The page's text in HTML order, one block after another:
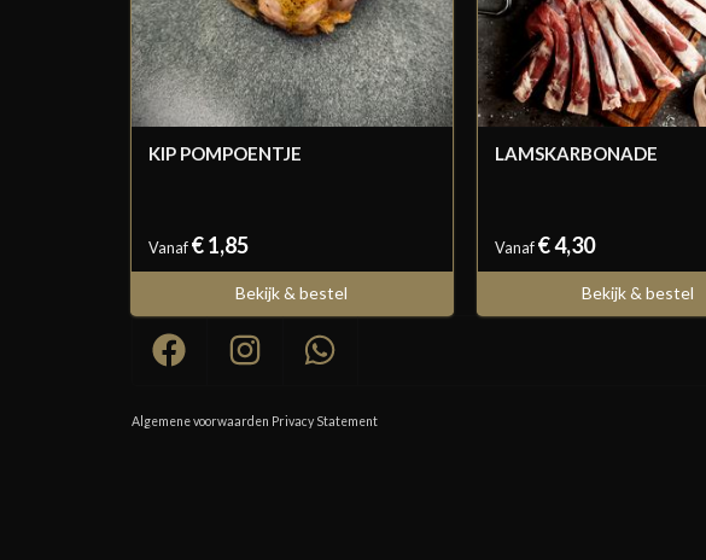
KIP POMPOENTJE
Vanaf € 1,85
Bekijk & bestel
LAMSKARBONADE
Vanaf € 4,30
Bekijk & bestel
Algemene voorwaarden Privacy Statement